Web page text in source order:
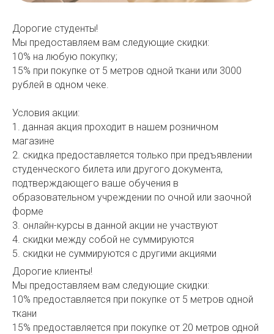
Дорогие студенты!
Мы предоставляем вам следующие скидки:
10% на любую покупку;
15% при покупке от 5 метров одной ткани или 3000
рублей в одном чеке.
Условия акции:
1. данная акция проходит в нашем розничном
магазине
2. скидка предоставляется только при предъявлении
студенческого билета или другого документа,
подтверждающего ваше обучения в
образовательном учреждении по очной или заочной
форме
3. онлайн-курсы в данной акции не участвуют
4. скидки между собой не суммируются
5. скидки не суммируются с другими акциями
Дорогие клиенты!
Мы предоставляем вам следующие скидки:
10% предоставляется при покупке от 5 метров одной
ткани
15% предоставляется при покупке от 20 метров одной